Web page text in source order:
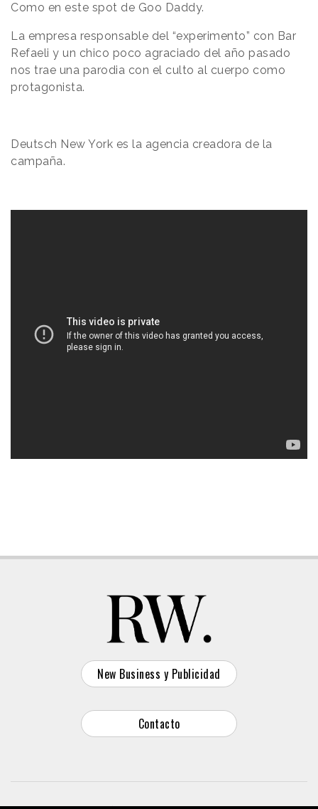
Como en este spot de Goo Daddy.
La empresa responsable del “experimento” con Bar
Refaeli y un chico poco agraciado del año pasado
nos trae una parodia con el culto al cuerpo como
protagonista.
Deutsch New York es la agencia creadora de la
campaña.
New Business y Publicidad
Contacto